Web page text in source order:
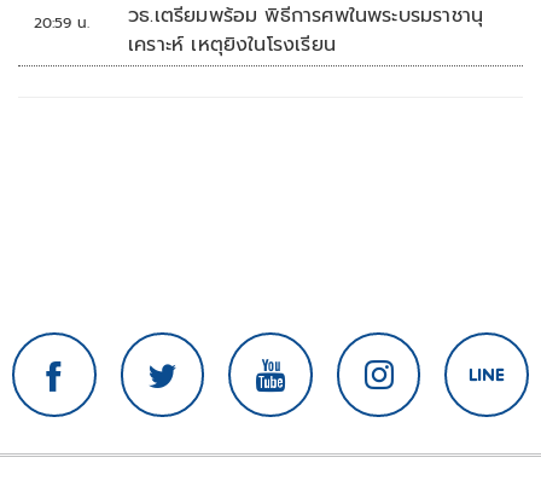
20:59 น.
วธ.เตรียมพร้อม พิธีการศพในพระบรมราชานุ
เคราะห์ เหตุยิงในโรงเรียน